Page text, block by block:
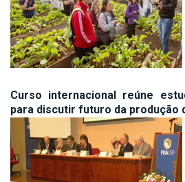
Curso internacional reúne
para discutir futuro da produção